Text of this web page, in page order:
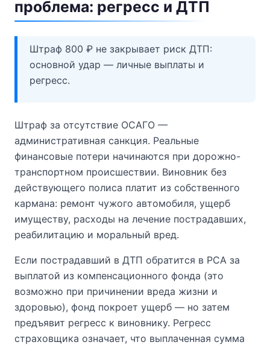
проблема: регресс и ДТП
Штраф 800 ₽ не закрывает риск ДТП:
основной удар — личные выплаты и
регресс.
Штраф за отсутствие ОСАГО —
административная санкция. Реальные
финансовые потери начинаются при дорожно-
транспортном происшествии. Виновник без
действующего полиса платит из собственного
кармана: ремонт чужого автомобиля, ущерб
имуществу, расходы на лечение пострадавших,
реабилитацию и моральный вред.
Если пострадавший в ДТП обратится в РСА за
выплатой из компенсационного фонда (это
возможно при причинении вреда жизни и
здоровью), фонд покроет ущерб — но затем
предъявит регресс к виновнику. Регресс
страховщика означает, что выплаченная сумма